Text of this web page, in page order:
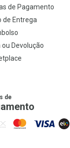
de Pagamento
de Entrega
ou Devolução
de
MasterCard
VISA ELO